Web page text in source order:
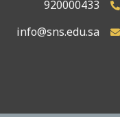
920000433
info@sns.edu.sa